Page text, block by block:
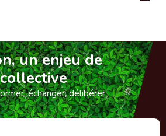
un enjeu de
échanger, délibérer